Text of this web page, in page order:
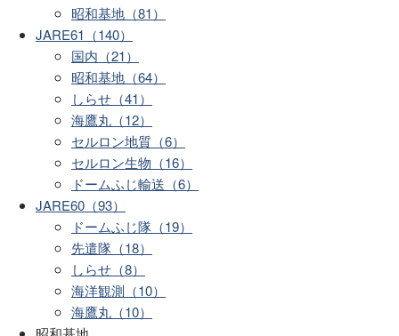
昭和基地（81）
JARE61（140）
国内（21）
昭和基地（64）
しらせ（41）
海鷹丸（12）
セルロン地質（6）
セルロン生物（16）
ドームふじ輸送（6）
JARE60（93）
ドームふじ隊（19）
先遣隊（18）
しらせ（8）
海洋観測（10）
海鷹丸（10）